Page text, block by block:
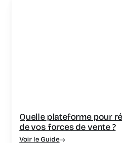
Quelle plateforme pour
de vos forces de vente ?
Voir le Guide